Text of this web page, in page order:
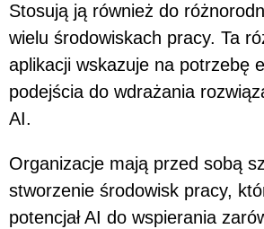
Stosują ją również do
wielu środowiskach pracy. Ta
aplikacji wskazuje na potrzebę
podejścia do wdrażania
AI.
Organizacje mają przed sobą
stworzenie środowisk pracy,
potencjał AI do wspierania